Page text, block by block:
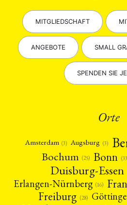
MITGLIEDSCHAFT
ANGEBOTE SMALL
SPENDEN SIE
Orte
Amsterdam (3) Augsburg (3)
Bochum (25) Bonn
Duisburg-Essen
Erlangen-Nürnberg (16)
Freiburg (28)